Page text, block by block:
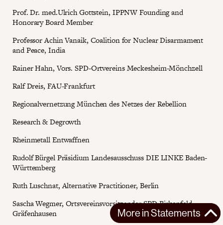
Prof. Dr. med.Ulrich Gottstein, IPPNW Founding and
Honorary Board Member
Professor Achin Vanaik, Coalition for Nuclear Disarmament
and Peace, India
Rainer Hahn, Vors. SPD-Ortvereins Meckesheim-Mönchzell
Ralf Dreis, FAU-Frankfurt
Regionalvernetzung München des Netzes der Rebellion
Research & Degrowth
Rheinmetall Entwaffnen
Rudolf Bürgel Präsidium Landesausschuss DIE LINKE Baden-
Württemberg
Ruth Luschnat, Alternative Practitioner, Berlin
Sascha Wegmer, Ortsvereinsvorsitzender SPD Birkenfeld-
Gräfenhausen
More inStatements